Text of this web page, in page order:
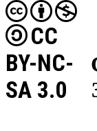
CC
BY-NC-
SA 3.0